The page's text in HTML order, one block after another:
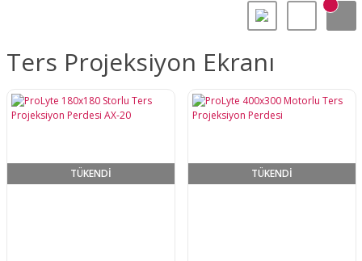
Ters Projeksiyon Ekranı
TÜKENDİ TÜKENDİ